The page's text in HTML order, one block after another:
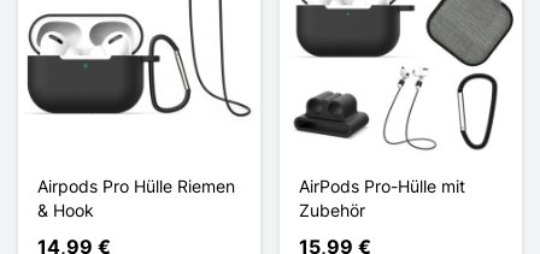
Airpods Pro Hülle Riemen
& Hook
14,99 €
AirPods Pro-Hülle mit
Zubehör
15,99 €